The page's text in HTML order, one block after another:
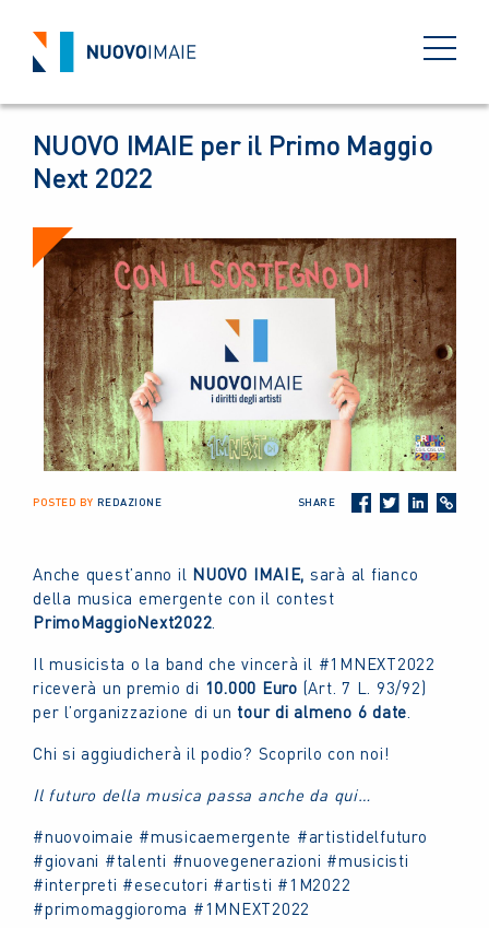
NUOVO IMAIE per il Primo Maggio
Next 2022
POSTED BY REDAZIONE SHARE
Anche quest’anno il NUOVO IMAIE, sarà al fianco
della musica emergente con il contest
PrimoMaggioNext2022
Il musicista o la band che vincerà il #1MNEXT2022
riceverà un premio di 10.000 Euro (Art. 7 L. 93/92)
per l’organizzazione di un tour di almeno 6 date
Chi si aggiudicherà il podio? Scoprilo con noi!
Il futuro della musica passa anche da qui…
#nuovoimaie #musicaemergente #artistidelfuturo
#giovani #talenti #nuovegenerazioni #musicisti
#interpreti #esecutori #artisti #1M2022
#primomaggioroma #1MNEXT2022